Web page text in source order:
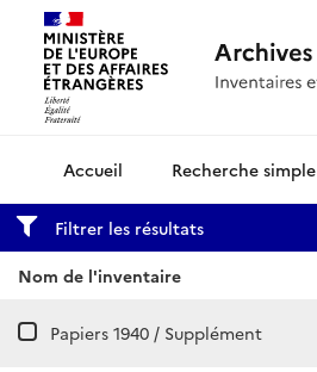
Archives diplomatiquesRecherche simple
Filtrer les résultats
Nom de l'inventaire
Papiers 1940 / Supplément